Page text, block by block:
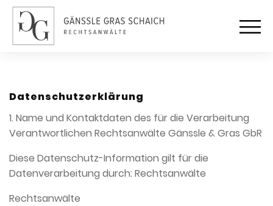
Datenschutzerklärung
1. Name und Kontaktdaten des für die Verarbeitung
Verantwortlichen Rechtsanwälte Gänssle & Gras GbR
Diese Datenschutz-Information gilt für die
Datenverarbeitung durch: Rechtsanwälte
Rechtsanwälte